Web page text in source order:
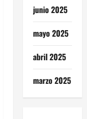
junio 2025
mayo 2025
abril 2025
marzo 2025